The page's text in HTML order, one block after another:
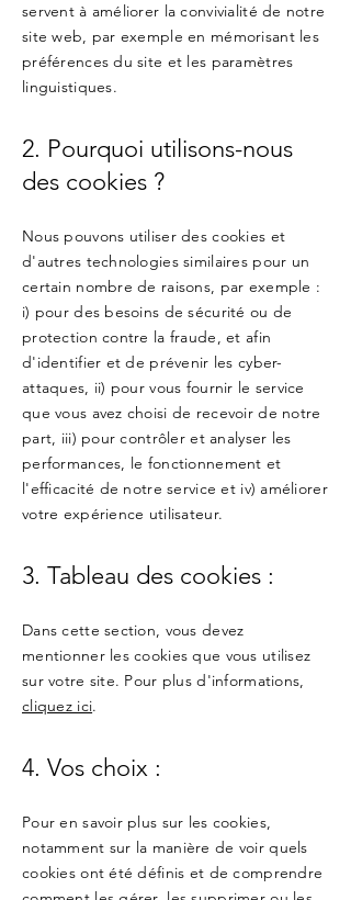
servent à améliorer la convivialité de notre
site web, par exemple en mémorisant les
préférences du site et les paramètres
linguistiques.
2. Pourquoi utilisons-nous
des cookies ?
Nous pouvons utiliser des cookies et
d'autres technologies similaires pour un
certain nombre de raisons, par exemple :
i) pour des besoins de sécurité ou de
protection contre la fraude, et afin
d'identifier et de prévenir les cyber-
attaques, ii) pour vous fournir le service
que vous avez choisi de recevoir de notre
part, iii) pour contrôler et analyser les
performances, le fonctionnement et
l'efficacité de notre service et iv) améliorer
votre expérience utilisateur.
3. Tableau des cookies :
Dans cette section, vous devez
mentionner les cookies que vous utilisez
sur votre site. Pour plus d'informations,
cliquez ici.
4. Vos choix :
Pour en savoir plus sur les cookies,
notamment sur la manière de voir quels
cookies ont été définis et de comprendre